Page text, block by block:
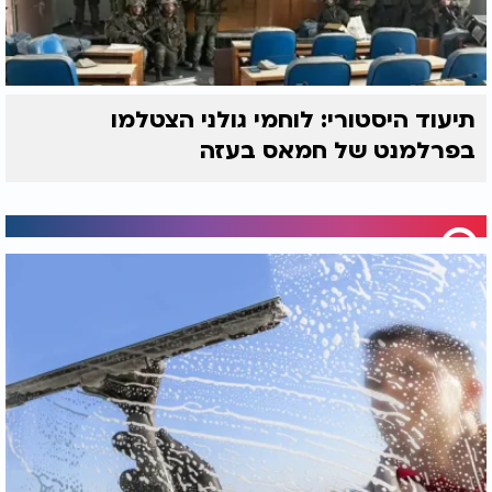
תיעוד היסטורי: לוחמי גולני הצטלמו
בפרלמנט של חמאס בעזה